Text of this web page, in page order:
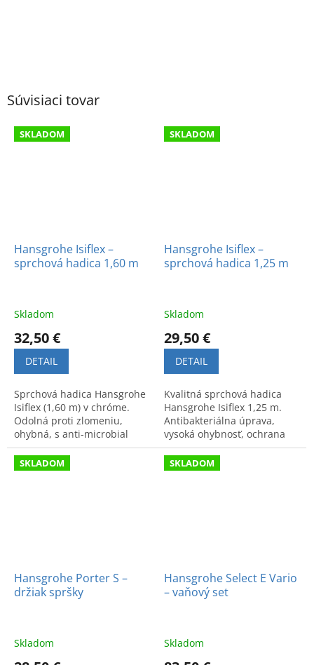
Súvisiaci tovar
SKLADOM
Hansgrohe Isiflex –
sprchová hadica 1,60 m
Skladom
32,50 €
DETAIL
Sprchová hadica Hansgrohe
Isiflex (1,60 m) v chróme.
Odolná proti zlomeniu,
ohybná, s anti-microbial
úpravou a otočným spojom
proti zamotávaniu.
SKLADOM
Hansgrohe Isiflex –
sprchová hadica 1,25 m
Skladom
29,50 €
DETAIL
Kvalitná sprchová hadica
Hansgrohe Isiflex 1,25 m.
Antibakteriálna úprava,
vysoká ohybnosť, ochrana
proti zlomeniu. Chrómový
vzhľad a ľahká údržba.
SKLADOM
Hansgrohe Porter S –
držiak spršky
Skladom
SKLADOM
Hansgrohe Select E Vario
– vaňový set
Skladom